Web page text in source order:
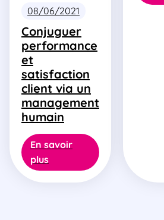
08/06/2021
Conjuguer
performance
et
satisfaction
client via un
management
humain
En savoir
plus